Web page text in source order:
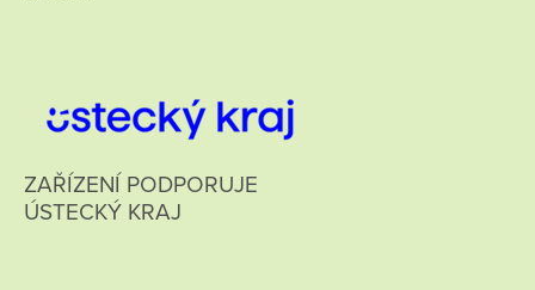
ZAŘÍZENÍ PODPORUJE
ÚSTECKÝ KRAJ